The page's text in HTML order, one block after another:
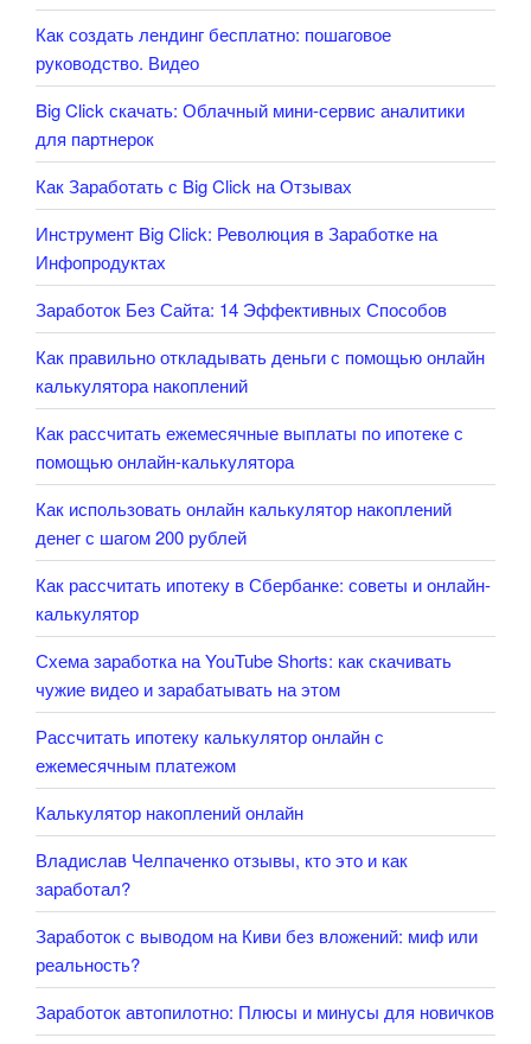
Как создать лендинг бесплатно: пошаговое
руководство. Видео
Big Click скачать: Облачный мини-сервис аналитики
для партнерок
Как Заработать с Big Click на Отзывах
Инструмент Big Click: Революция в Заработке на
Инфопродуктах
Заработок Без Сайта: 14 Эффективных Способов
Как правильно откладывать деньги с помощью онлайн
калькулятора накоплений
Как рассчитать ежемесячные выплаты по ипотеке с
помощью онлайн-калькулятора
Как использовать онлайн калькулятор накоплений
денег с шагом 200 рублей
Как рассчитать ипотеку в Сбербанке: советы и онлайн-
калькулятор
Схема заработка на YouTube Shorts: как скачивать
чужие видео и зарабатывать на этом
Рассчитать ипотеку калькулятор онлайн с
ежемесячным платежом
Калькулятор накоплений онлайн
Владислав Челпаченко отзывы, кто это и как
заработал?
Заработок с выводом на Киви без вложений: миф или
реальность?
Заработок автопилотно: Плюсы и минусы для новичков